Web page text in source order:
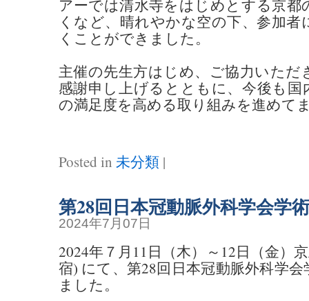
アーでは清水寺をはじめとする京都
くなど、晴れやかな空の下、参加者
くことができました。
主催の先生方はじめ、ご協力いただ
感謝申し上げるとともに、今後も国
の満足度を高める取り組みを進めて
Posted in 未分類|
第28回日本冠動脈外科学会学
2024年7月07日
2024年７月11日（木）～12日（金）
宿) にて、第28回日本冠動脈外科学
ました。